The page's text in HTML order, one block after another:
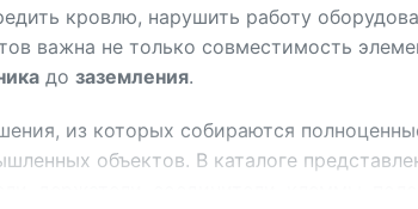
кровлю, нарушить работу
важна не только совместимость
до заземления.
из которых собираются
объектов. В каталоге